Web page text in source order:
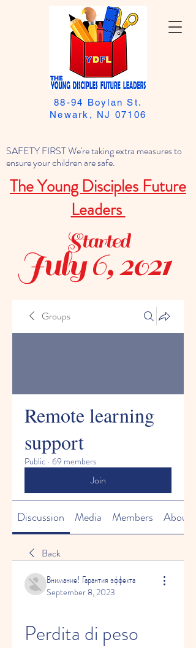
SAFETY FIRST We're taking extra measures to
ensure your children are safe.
The Young Disciples Future
Leaders
88-94 Boylan St.
Newark, NJ 07106
July 6, 2021
Started
Groups
Remote learning
support
Public · 69 members
Join
Discussion Media Members About
Back
Внимание! Гарантия эффекта
September 8, 2023
Perdita di peso